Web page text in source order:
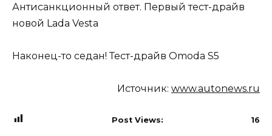
Антисанкционный ответ. Первый тест-драйв
новой Lada Vestа
Наконец-то седан! Тест-драйв Omoda S5
Источник: www.autonews.ru
Post Views: 16